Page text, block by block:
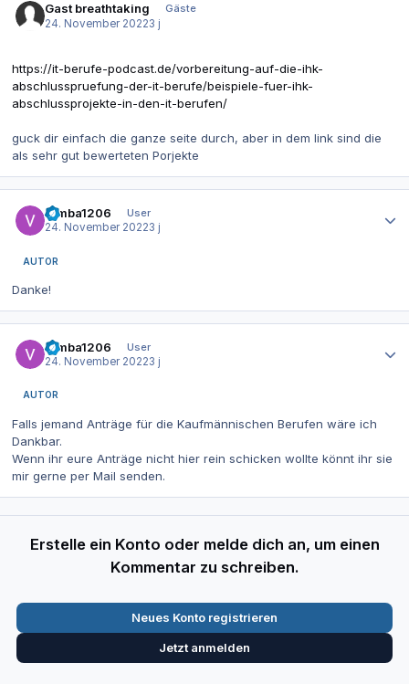
Gast breathtaking
Gäste
24. November 20223 j
https://it-berufe-podcast.de/vorbereitung-auf-die-ihk-
abschlusspruefung-der-it-berufe/beispiele-fuer-ihk-
abschlussprojekte-in-den-it-berufen/
guck dir einfach die ganze seite durch, aber in dem link sind die
als sehr gut bewerteten Porjekte
Simba1206
User
24. November 20223 j
AUTOR
Danke!
Simba1206
User
24. November 20223 j
AUTOR
Falls jemand Anträge für die Kaufmännischen Berufen wäre ich
Dankbar.
Wenn ihr eure Anträge nicht hier rein schicken wollte könnt ihr sie
mir gerne per Mail senden.
Erstelle ein Konto oder melde dich an, um einen
Kommentar zu schreiben.
Neues Konto registrieren
Jetzt anmelden